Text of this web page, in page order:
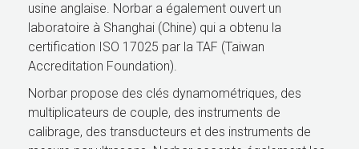
usine anglaise. Norbar a également ouvert un
laboratoire à Shanghai (Chine) qui a obtenu la
certification ISO 17025 par la TAF (Taiwan
Accreditation Foundation).
Norbar propose des clés dynamométriques, des
multiplicateurs de couple, des instruments de
calibrage, des transducteurs et des instruments de